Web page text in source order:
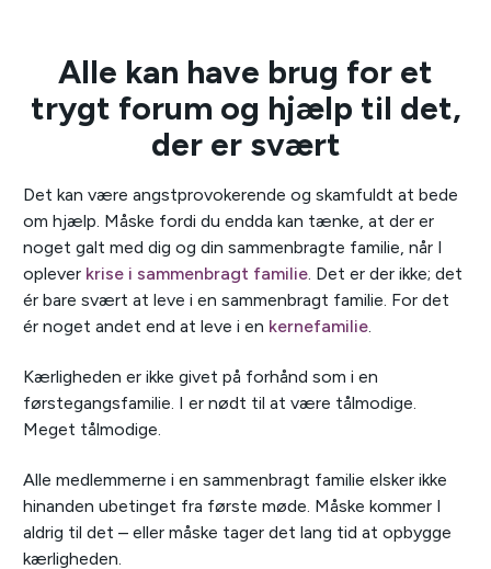
Alle kan have brug for et
trygt forum og hjælp til det,
der er svært
Det kan være angstprovokerende og skamfuldt at bede
om hjælp. Måske fordi du endda kan tænke, at der er
noget galt med dig og din sammenbragte familie, når I
oplever krise i sammenbragt familie. Det er der ikke; det
ér bare svært at leve i en sammenbragt familie. For det
ér noget andet end at leve i en kernefamilie.
Kærligheden er ikke givet på forhånd som i en
førstegangsfamilie. I er nødt til at være tålmodige.
Meget tålmodige.
Alle medlemmerne i en sammenbragt familie elsker ikke
hinanden ubetinget fra første møde. Måske kommer I
aldrig til det – eller måske tager det lang tid at opbygge
kærligheden.